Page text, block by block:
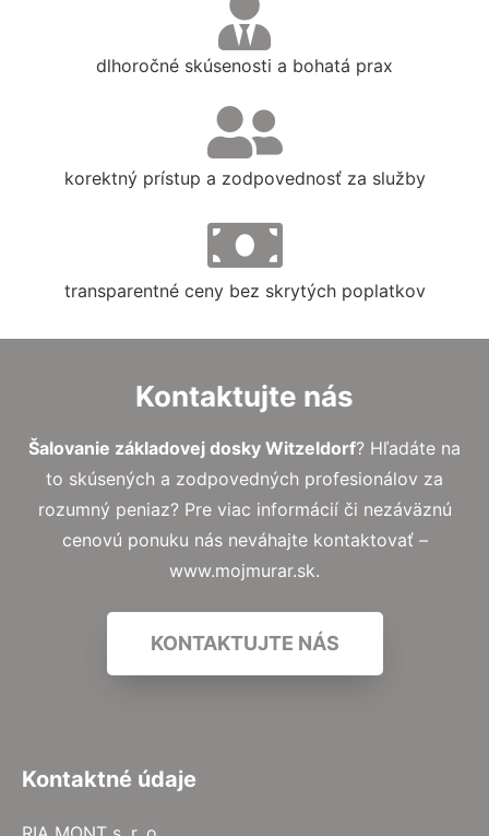
dlhoročné skúsenosti a bohatá prax
korektný prístup a zodpovednosť za služby
transparentné ceny bez skrytých poplatkov
Kontaktujte nás
Šalovanie základovej dosky Witzeldorf? Hľadáte na
to skúsených a zodpovedných profesionálov za
rozumný peniaz? Pre viac informácií či nezáväznú
cenovú ponuku nás neváhajte kontaktovať –
www.mojmurar.sk.
KONTAKTUJTE NÁS
Kontaktné údaje